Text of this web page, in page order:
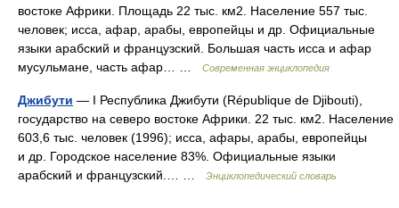
востоке Африки. Площадь 22 тыс. км2. Население 557 тыс.
человек; исса, афар, арабы, европейцы и др. Официальные
языки арабский и французский. Большая часть исса и афар
мусульмане, часть афар… …
Современная энциклопедия
Джибути — I Республика Джибути (République de Djibouti),
государство на северо востоке Африки. 22 тыс. км2. Население
603,6 тыс. человек (1996); исса, афары, арабы, европейцы
и др. Городское население 83%. Официальные языки
арабский и французский.… …
Энциклопедический словарь